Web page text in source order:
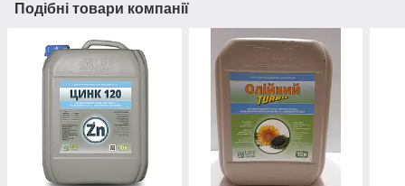
Подібні товари компанії